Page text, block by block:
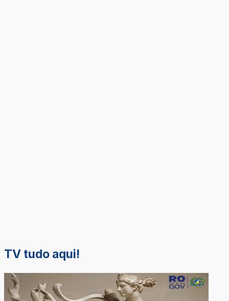
TV tudo aqui!